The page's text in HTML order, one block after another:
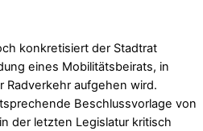
konkretisiert der Stadtrat
eines Mobilitätsbeirats, in
Radverkehr aufgehen wird.
Beschlussvorlage von
der letzten Legislatur kritisch